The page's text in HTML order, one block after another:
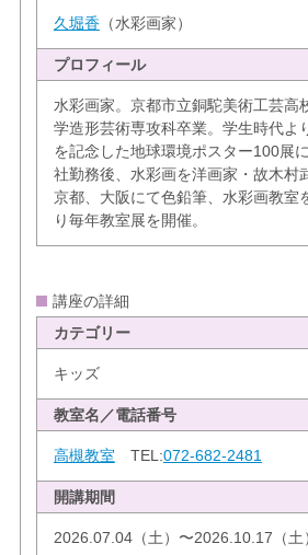
久堀香（水彩画家）
プロフィール
水彩画家。京都市立銅駝美術工芸高
学造形芸術専攻科卒業。学生時代よ
を記念した地球環境ポスター100展
社勤務後、水彩画を洋画家・故木村
京都、大阪にて色鉛筆、水彩画教室
り毎年教室展を開催。
講座の詳細
カテゴリー
キッズ
教室名／電話番号
高槻教室 TEL:072-682-2481
開講期間
2026.07.04（土）〜2026.10.17（土